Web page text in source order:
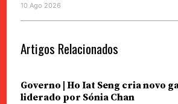
10 Ago 2026
Artigos Relacionados
Governo | Ho Iat Seng cria novo
liderado por Sónia Chan